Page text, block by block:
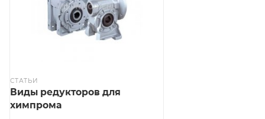
СТАТЬИ
Виды редукторов для
химпрома